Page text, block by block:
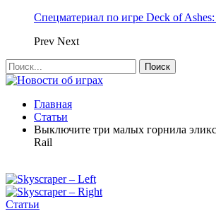
Спецматериал по игре Deck of
Prev Next
Главная
Статьи
Выключите три малых горнила
Rail
Статьи